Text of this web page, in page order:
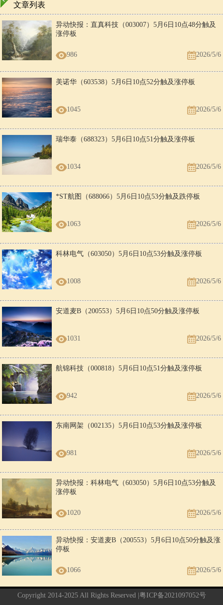
文章列表
异动快报：直真科技（003007）5月6日10点48分触及
涨停板
986 2026/5/6
美诺华（603538）5月6日10点52分触及涨停板
1045 2026/5/6
瑞华泰（688323）5月6日10点51分触及涨停板
1034 2026/5/6
*ST航图（688066）5月6日10点53分触及跌停板
1063 2026/5/6
科林电气（603050）5月6日10点53分触及涨停板
1008 2026/5/6
安道麦B（200553）5月6日10点50分触及涨停板
1031 2026/5/6
航锦科技（000818）5月6日10点51分触及涨停板
942 2026/5/6
东南网架（002135）5月6日10点53分触及涨停板
981 2026/5/6
异动快报：科林电气（603050）5月6日10点53分触及
涨停板
1020 2026/5/6
异动快报：安道麦B（200553）5月6日10点50分触及涨
停板
1066 2026/5/6
Copyright 2014-2025 All Rights Reserved | 粤ICP备2021097052号